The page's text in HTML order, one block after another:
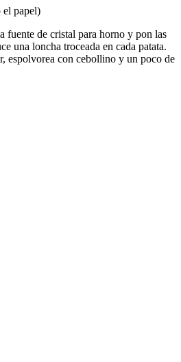
el papel)
fuente de cristal para horno y pon las
una loncha troceada en cada patata.
espolvorea con cebollino y un poco de